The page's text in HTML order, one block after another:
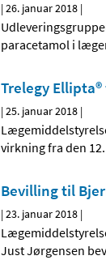
|26. januar 2018 |
paracetamol i
Trelegy
|25. januar 2018 |
virkning fra den
Bevilling til
|23. januar 2018 |
Just Jørgensen